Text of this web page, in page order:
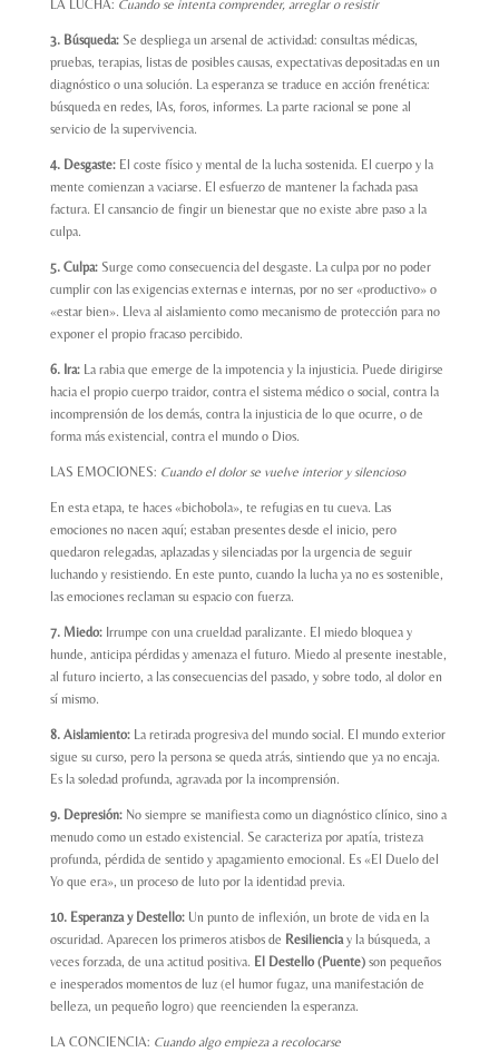
LA LUCHA: Cuando se intenta comprender, arreglar o resistir
3. Búsqueda:Se despliega un arsenal de actividad: consultas médicas,
pruebas, terapias, listas de posibles causas, expectativas depositadas en un
diagnóstico o una solución. La esperanza se traduce en acción frenética:
búsqueda en redes, IAs, foros, informes. La parte racional se pone al
servicio de la supervivencia.
4. Desgaste:El coste físico y mental de la lucha sostenida. El cuerpo y la
mente comienzan a vaciarse. El esfuerzo de mantener la fachada pasa
factura. El cansancio de fingir un bienestar que no existe abre paso a la
culpa.
5. Culpa:Surge como consecuencia del desgaste. La culpa por no poder
cumplir con las exigencias externas e internas, por no ser «productivo» o
«estar bien». Lleva al aislamiento como mecanismo de protección para no
exponer el propio fracaso percibido.
6. Ira:La rabia que emerge de la impotencia y la injusticia. Puede dirigirse
hacia el propio cuerpo traidor, contra el sistema médico o social, contra la
incomprensión de los demás, contra la injusticia de lo que ocurre, o de
forma más existencial, contra el mundo o Dios.
LAS EMOCIONES: Cuando el dolor se vuelve interior y silencioso
En esta etapa, te haces «bichobola», te refugias en tu cueva. Las
emociones no nacen aquí; estaban presentes desde el inicio, pero
quedaron relegadas, aplazadas y silenciadas por la urgencia de seguir
luchando y resistiendo. En este punto, cuando la lucha ya no es sostenible,
las emociones reclaman su espacio con fuerza.
7. Miedo:Irrumpe con una crueldad paralizante. El miedo bloquea y
hunde, anticipa pérdidas y amenaza el futuro. Miedo al presente inestable,
al futuro incierto, a las consecuencias del pasado, y sobre todo, al dolor en
sí mismo.
8. Aislamiento:La retirada progresiva del mundo social. El mundo exterior
sigue su curso, pero la persona se queda atrás, sintiendo que ya no encaja.
Es la soledad profunda, agravada por la incomprensión.
9. Depresión:No siempre se manifiesta como un diagnóstico clínico, sino a
menudo como un estado existencial. Se caracteriza por apatía, tristeza
profunda, pérdida de sentido y apagamiento emocional. Es «El Duelo del
Yo que era», un proceso de luto por la identidad previa.
10. Esperanza y Destello:Un punto de inflexión, un brote de vida en la
oscuridad. Aparecen los primeros atisbos de Resilienciay la búsqueda, a
veces forzada, de una actitud positiva. El Destello (Puente)son pequeños
e inesperados momentos de luz (el humor fugaz, una manifestación de
belleza, un pequeño logro) que reencienden la esperanza.
LA CONCIENCIA: Cuando algo empieza a recolocarse